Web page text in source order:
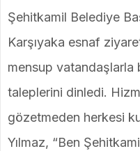
Şehitkamil Belediye
Karşıyaka esnaf
mensup vatandaşlarla
taleplerini dinledi.
gözetmeden herkesi
Yılmaz, “Ben